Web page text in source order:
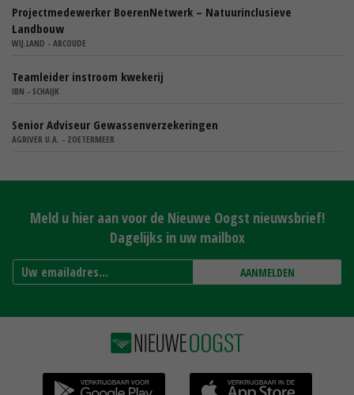
Projectmedewerker BoerenNetwerk – Natuurinclusieve
Landbouw
WIJ.LAND - ABCOUDE
Teamleider instroom kwekerij
IBN - SCHAIJK
Senior Adviseur Gewassenverzekeringen
AGRIVER U.A. - ZOETERMEER
Meld u hier aan voor de Nieuwe Oogst nieuwsbrief!
Dagelijks in uw mailbox
AANMELDEN